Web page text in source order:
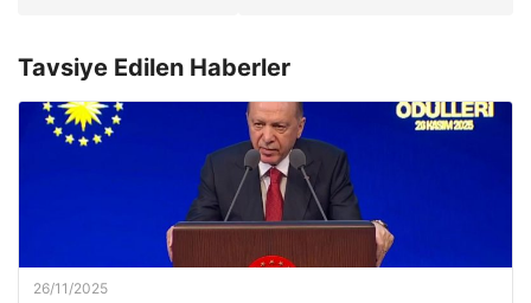
Tavsiye Edilen Haberler
26/11/2025